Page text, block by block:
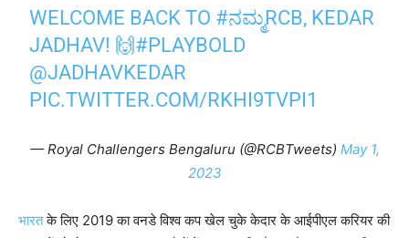
WELCOME BACK TO #ನಮ್ಮRCB, KEDAR
JADHAV! 🙌 #PLAYBOLD
@JADHAVKEDAR
PIC.TWITTER.COM/RKHI9TVPI1
— Royal Challengers Bengaluru (@RCBTweets) May 1,
2023
भारतके लिए 2019 का वनडे विश्व कप खेल चुके केदार के आईपीएल करियर की